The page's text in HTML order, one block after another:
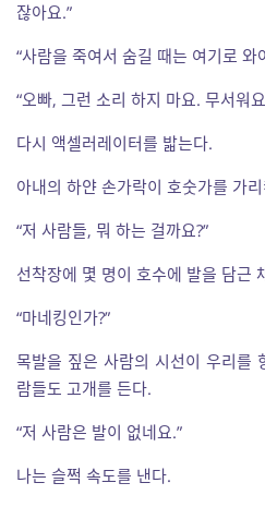
잖아요.”
“사람을 죽여서 숨길 때는 여기로 와
“오빠, 그런 소리 하지 마요. 무서워
다시 액셀러레이터를 밟는다.
아내의 하얀 손가락이 호숫가를 가
“저 사람들, 뭐 하는 걸까요?”
선착장에 몇 명이 호수에 발을 담근
“마네킹인가?”
목발을 짚은 사람의 시선이 우리를
람들도 고개를 든다.
“저 사람은 발이 없네요.”
나는 슬쩍 속도를 낸다.